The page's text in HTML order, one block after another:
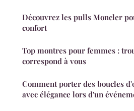
Découvrez les pulls Moncler pour homme : style et
confort
Top montres pour femmes :
correspond à vous
Comment porter des boucles
avec élégance lors d'un